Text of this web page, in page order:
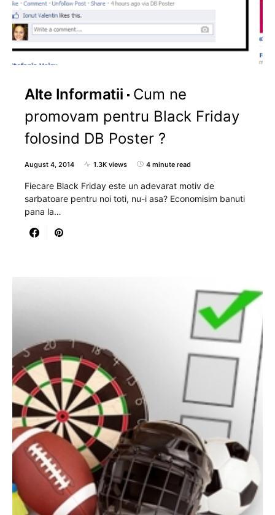
Alte Informatii
Cum ne
promovam pentru Black Friday
folosind DB Poster ?
August 4, 2014 1.3K views 4 minute read
Fiecare Black Friday este un adevarat motiv de
sarbatoare pentru noi toti, nu-i asa? Economisim banuti
pana la…